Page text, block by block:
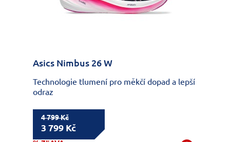
Asics Nimbus 26 W
Technologie tlumení pro měkčí dopad a lepší
odraz
4 799 Kč
3 799 Kč